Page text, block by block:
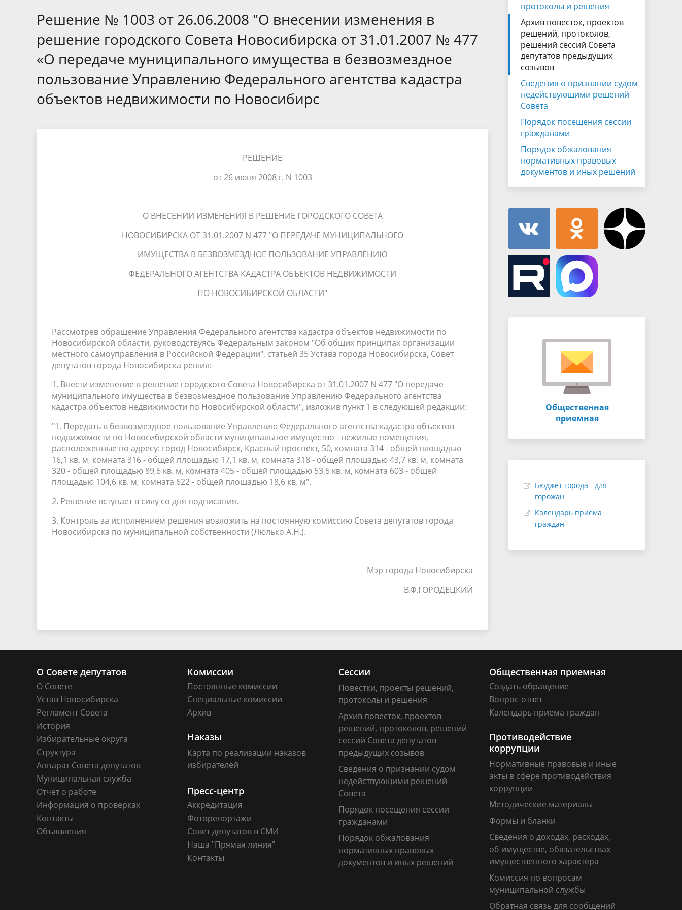
Муниципальная служба
Отчет о работе
Информация о проверках Контакты Объявления
депутатов предыдущих созывов
Порядок обжалования нормативных
правовых документов и иных
имущественного характера
муниципальной службы
Обратная связь для сообщений о
Сведения об использовании Советом
Информационные материалы
Решение № 1003 от 26.06.2008 "О внесении изменения в
решение городского Совета Новосибирска от 31.01.2007 № 477
«О передаче муниципального имущества в безвозмездное
пользование Управлению Федерального агентства кадастра
объектов недвижимости по Новосибирс
РЕШЕНИЕ
от 26 июня 2008 г. N 1003
О ВНЕСЕНИИ ИЗМЕНЕНИЯ В РЕШЕНИЕ ГОРОДСКОГО СОВЕТА
НОВОСИБИРСКА ОТ 31.01.2007 N 477 "О ПЕРЕДАЧЕ МУНИЦИПАЛЬНОГО
ИМУЩЕСТВА В БЕЗВОЗМЕЗДНОЕ ПОЛЬЗОВАНИЕ УПРАВЛЕНИЮ
ФЕДЕРАЛЬНОГО АГЕНТСТВА КАДАСТРА ОБЪЕКТОВ НЕДВИЖИМОСТИ
ПО НОВОСИБИРСКОЙ ОБЛАСТИ"
Рассмотрев обращение Управления Федерального агентства кадастра объектов недвижимости по
Новосибирской области, руководствуясь Федеральным законом "Об общих принципах организации
местного самоуправления в Российской Федерации", статьей 35 Устава города Новосибирска, Совет
депутатов города Новосибирска решил:
1. Внести изменение в решение городского Совета Новосибирска от 31.01.2007 N 477 "О передаче
муниципального имущества в безвозмездное пользование Управлению Федерального агентства
кадастра объектов недвижимости по Новосибирской области", изложив пункт 1 в следующей редакции:
"1. Передать в безвозмездное пользование Управлению Федерального агентства кадастра объектов
недвижимости по Новосибирской области муниципальное имущество - нежилые помещения,
расположенные по адресу: город Новосибирск, Красный проспект, 50, комната 314 - общей площадью
16,1 кв. м, комната 316 - общей площадью 17,1 кв. м, комната 318 - общей площадью 43,7 кв. м, комната
320 - общей площадью 89,6 кв. м, комната 405 - общей площадью 53,5 кв. м, комната 603 - общей
площадью 104,6 кв. м, комната 622 - общей площадью 18,6 кв. м".
2. Решение вступает в силу со дня подписания.
3. Контроль за исполнением решения возложить на постоянную комиссию Совета депутатов города
Новосибирска по муниципальной собственности (Люлько А.Н.).
Мэр города Новосибирска
В.Ф.ГОРОДЕЦКИЙ
протоколы и решения
Архив повесток, проектов
решений, протоколов,
решений сессий Совета
депутатов предыдущих
созывов
Сведения о признании судом
недействующими решений
Совета
Порядок посещения сессии
гражданами
Порядок обжалования
нормативных правовых
документов и иных решений
Общественная
приемная
Бюджет города - для
горожан
Календарь приема
граждан
О Совете депутатов
О Совете
Устав Новосибирска
Регламент Совета
История
Избирательные округа
Структура
Аппарат Совета депутатов
Муниципальная служба
Отчет о работе
Информация о проверках
Контакты
Объявления
Комиссии
Постоянные комиссии
Специальные комиссии
Архив
Сессии
Повестки, проекты решений,
протоколы и решения
Архив повесток, проектов
решений, протоколов, решений
сессий Совета депутатов
предыдущих созывов
Сведения о признании судом
недействующими решений
Совета
Порядок посещения сессии
гражданами
Порядок обжалования
нормативных правовых
документов и иных решений
Общественная приемная
Создать обращение
Вопрос-ответ
Календарь приема граждан
Наказы
Карта по реализации наказов
избирателей
Противодействие
коррупции
Нормативные правовые и иные
акты в сфере противодействия
коррупции
Методические материалы
Формы и бланки
Сведения о доходах, расходах,
об имуществе, обязательствах
имущественного характера
Комиссия по вопросам
муниципальной службы
Обратная связь для сообщений
Пресс-центр
Аккредитация
Фоторепортажи
Совет депутатов в СМИ
Наша "Прямая линия"
Контакты